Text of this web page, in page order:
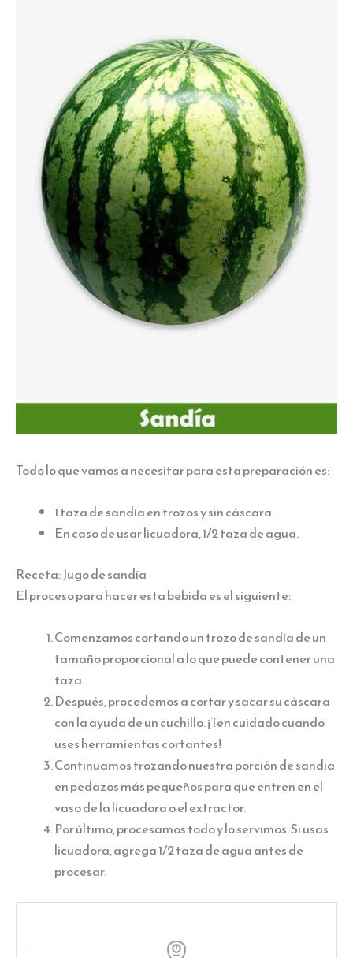
Todo lo que vamos a necesitar para esta preparación es:
1 taza de sandía en trozos y sin cáscara.
En caso de usar licuadora, 1/2 taza de agua.
Receta: Jugo de sandía
El proceso para hacer esta bebida es el siguiente:
Comenzamos cortando un trozo de sandía de un
tamaño proporcional a lo que puede contener una
taza.
Después, procedemos a cortar y sacar su cáscara
con la ayuda de un cuchillo. ¡Ten cuidado cuando
uses herramientas cortantes!
Continuamos trozando nuestra porción de sandía
en pedazos más pequeños para que entren en el
vaso de la licuadora o el extractor.
Por último, procesamos todo y lo servimos. Si usas
licuadora, agrega 1/2 taza de agua antes de
procesar.